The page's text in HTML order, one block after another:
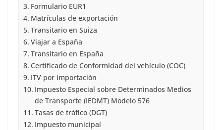
Formulario EUR1
Matrículas de exportación
Transitario en Suiza
Viajar a España
Transitario en España
Certificado de Conformidad del vehículo (COC)
ITV por importación
Impuesto Especial sobre Determinados Medios
de Transporte (IEDMT) Modelo 576
Tasas de tráfico (DGT)
Impuesto municipal